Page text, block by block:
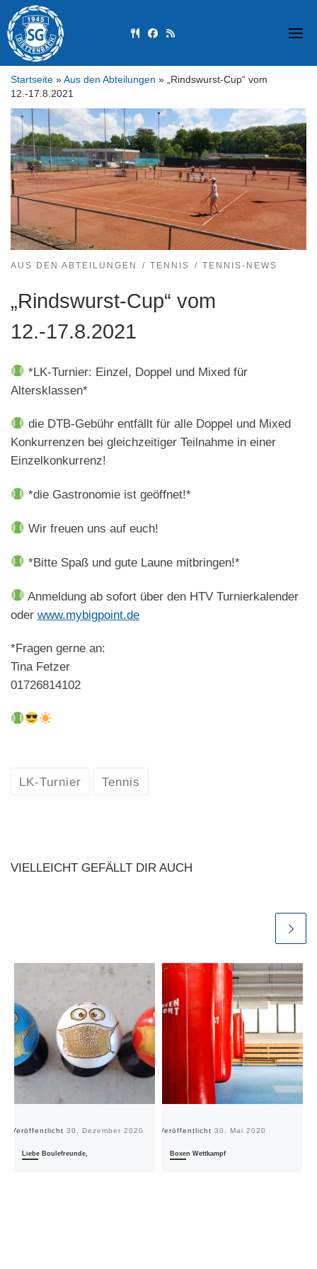
content
fas fa-utensils
fab fa-facebook
fas fa-rss
Startseite » Aus den Abteilungen » „Rindswurst-Cup“ vom
12.-17.8.2021
AUS DEN ABTEILUNGEN TENNIS TENNIS-NEWS
„Rindswurst-Cup“ vom
12.-17.8.2021
*LK-Turnier: Einzel, Doppel und Mixed für
Altersklassen*
die DTB-Gebühr entfällt für alle Doppel und Mixed
Konkurrenzen bei gleichzeitiger Teilnahme in einer
Einzelkonkurrenz!
*die Gastronomie ist geöffnet!*
Wir freuen uns auf euch!
*Bitte Spaß und gute Laune mitbringen!*
Anmeldung ab sofort über den HTV Turnierkalender
oder www.mybigpoint.de
*Fragen gerne an:
Tina Fetzer
01726814102
LK-Turnier Tennis
VIELLEICHT GEFÄLLT DIR AUCH
Veröffentlicht30. Dezember 2020
Liebe Boulefreunde,
Veröffentlicht30. Mai 2020
Boxen Wettkampf